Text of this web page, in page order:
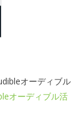
オーディブル
オーディブル活